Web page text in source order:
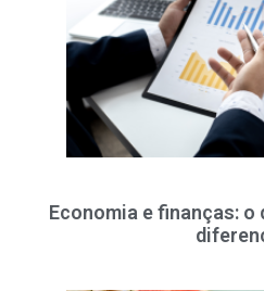
Economia e finanças: